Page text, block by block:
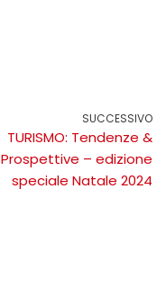
SUCCESSIVO
TURISMO: Tendenze &
Prospettive – edizione
speciale Natale 2024